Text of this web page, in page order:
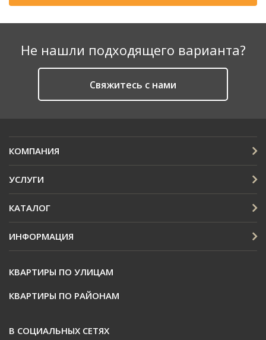
Не нашли подходящего варианта?
Cвяжитесь с нами
КОМПАНИЯ
УСЛУГИ
КАТАЛОГ
ИНФОРМАЦИЯ
КВАРТИРЫ ПО УЛИЦАМ
КВАРТИРЫ ПО РАЙОНАМ
В СОЦИАЛЬНЫХ СЕТЯХ